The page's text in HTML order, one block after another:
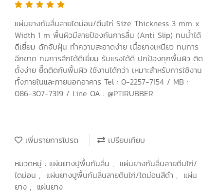
แผ่นยางกันลื่นลายไดม่อน/ตีนไก่ Size Thickness 3 mm x
Width 1 m พื้นผิวมีลายป้องกันการลื่น (Anti Slip) ทนน้ำได้
ดีเยี่ยม ดักจับฝุ่น ทำความสะอาดง่าย เนื้อยางเหนียว ทนการ
ฉีกขาด ทนการสึกได้ดีเยี่ยม รับแรงได้ดี ปกป้องทุกพื้นผิว ติด
ตั้งง่าย ยึึดติดกับพื้นผิว ใช้งานได้กว่า เหมาะสำหรับการใช้งาน
ทั้งภายในและภายนอกอาคาร Tel : 0-2257-7154 / MB :
086-307-7319 / Line OA : @PTIRUBBER
เพิ่มรายการโปรด
เปรียบเทียบ
หมวดหมู่ : แผ่นยางปูพื้นกันลื่น , แผ่นยางกันลื่นลายตีนไก่/
ไดม่อน , แผ่นยางปูพื้นกันลื่นลายตีนไก่/ไดม่อนสีดำ , แผ่น
ยาง , แผ่นยาง